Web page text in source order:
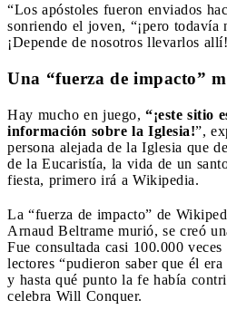
“Los apóstoles fueron enviados
sonriendo el joven, “¡pero
¡Depende de nosotros llevarlos
Una “fuerza de impacto”
Hay mucho en juego, “¡este sitio
información sobre la Iglesia!”,
persona alejada de la Iglesia que
de la Eucaristía, la vida de un
fiesta, primero irá a Wikipedia.
La “fuerza de impacto” de
Arnaud Beltrame murió, se creó
Fue consultada casi 100.000
lectores “pudieron saber que él
y hasta qué punto la fe había
celebra Will Conquer.